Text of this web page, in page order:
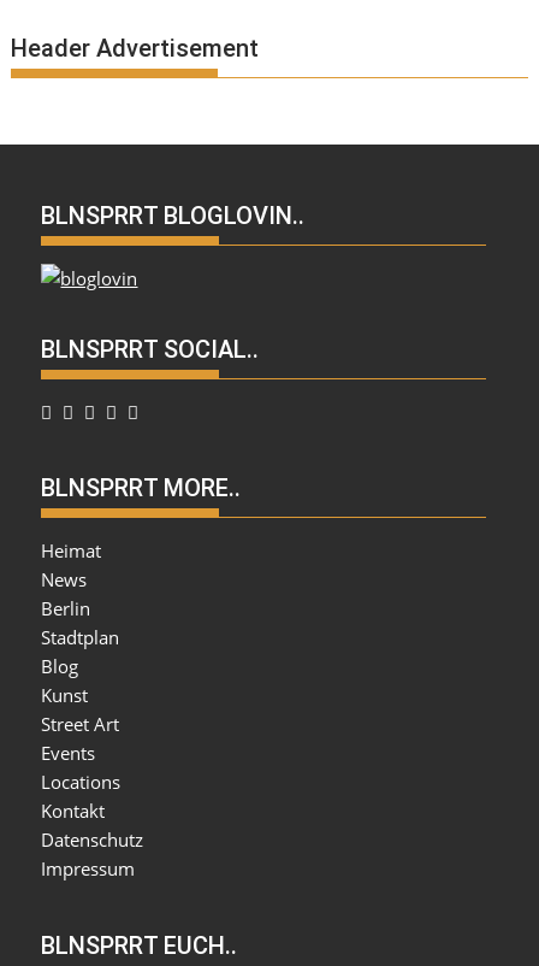
Header Advertisement
BLNSPRRT BLOGLOVIN..
BLNSPRRT SOCIAL..
BLNSPRRT MORE..
Heimat
News
Berlin
Stadtplan
Blog
Kunst
Street Art
Events
Locations
Kontakt
Datenschutz
Impressum
BLNSPRRT EUCH..